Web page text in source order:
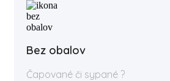
Bez obalov
Čapované či sypané ?